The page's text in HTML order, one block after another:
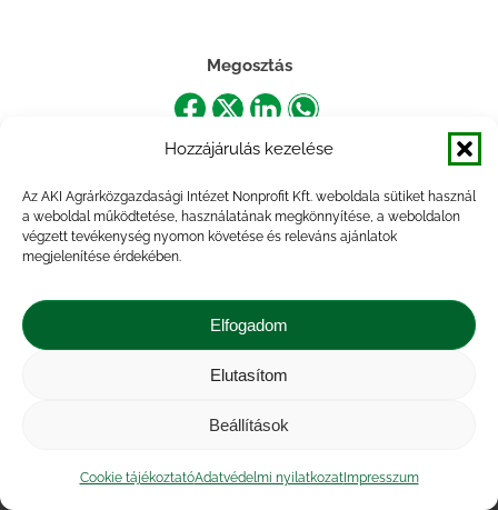
Hozzájárulás kezelése
Az AKI Agrárközgazdasági Intézet Nonprofit Kft. weboldala sütiket használ
a weboldal működtetése, használatának megkönnyítése, a weboldalon
végzett tevékenység nyomon követése és releváns ajánlatok
megjelenítése érdekében.
Elfogadom
Elutasítom
Beállítások
Cookie tájékoztatóAdatvédelmi nyilatkozatImpresszum
Megosztás
Share
on
Facebook
Share
on
X
Share
on
LinkedIn
Share
on
WhatsApp
Kapcsolat |
tájékoztató